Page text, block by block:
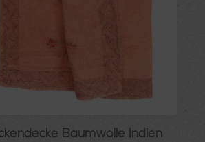
Baumwolle Indien